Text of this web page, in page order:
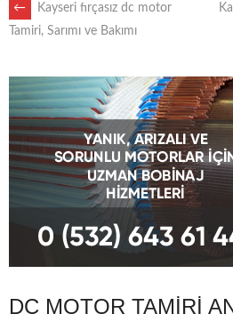
POST
NAVIGATION
←
Kayseri fırçasız dc motor
Tamiri, Sarımı ve Bakımı
DC MOTOR TAMIRI